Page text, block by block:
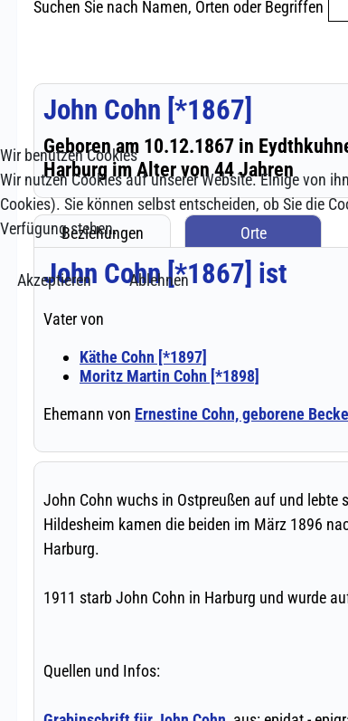
Wir benutzen Cookies
Wir nutzen Cookies auf unserer Website. Einige von
Cookies). Sie können selbst entscheiden, ob Sie die
Verfügung stehen.
Akzeptieren
Ablehnen